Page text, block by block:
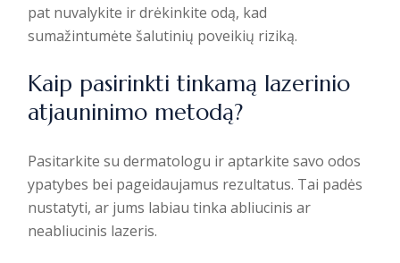
pat nuvalykite ir drėkinkite odą, kad
sumažintumėte šalutinių poveikių riziką.
Kaip pasirinkti tinkamą lazerinio
atjauninimo metodą?
Pasitarkite su dermatologu ir aptarkite savo odos
ypatybes bei pageidaujamus rezultatus. Tai padės
nustatyti, ar jums labiau tinka abliucinis ar
neabliucinis lazeris.